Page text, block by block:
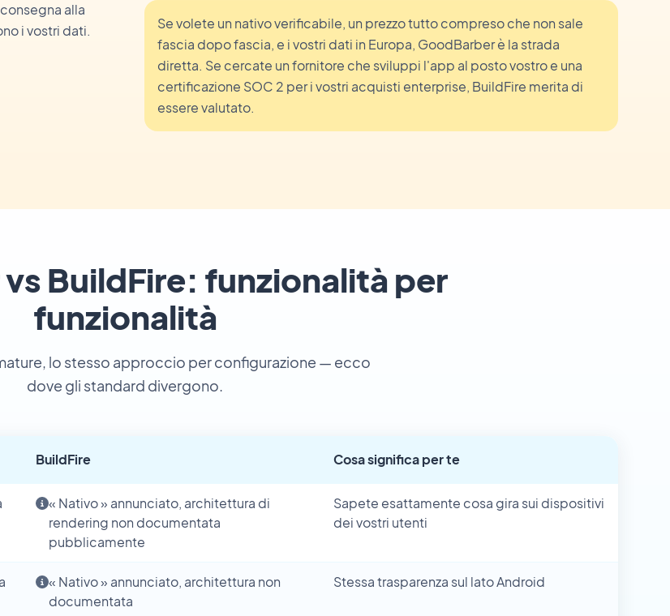
alla
i vostri dati.
Se volete un nativo verificabile, un prezzo tutto compreso che non sale
fascia dopo fascia, e i vostri dati in Europa, GoodBarber è la strada
diretta. Se cercate un fornitore che sviluppi l'app al posto vostro e una
certificazione SOC 2 per i vostri acquisti enterprise, BuildFire merita di
essere valutato.
BuildFire: funzionalità per
funzionalità
lo stesso approccio per configurazione — ecco
dove gli standard divergono.
BuildFire Cosa significa per te
« Nativo » annunciato, architettura di
rendering non documentata
pubblicamente
Sapete esattamente cosa gira sui dispositivi
dei vostri utenti
« Nativo » annunciato, architettura non
documentata
Stessa trasparenza sul lato Android